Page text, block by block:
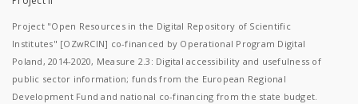
Project "Open Resources in the Digital Repository of Scientific
Institutes" [OZwRCIN] co-financed by Operational Program Digital
Poland, 2014-2020, Measure 2.3: Digital accessibility and usefulness of
public sector information; funds from the European Regional
Development Fund and national co-financing from the state budget.